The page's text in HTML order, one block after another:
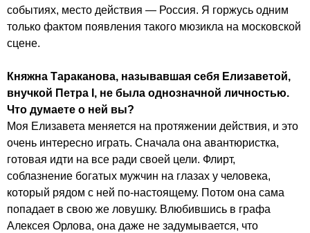
событиях, место действия — Россия. Я горжусь одним
только фактом появления такого мюзикла на московской
сцене.
Княжна Тараканова, называвшая себя Елизаветой,
внучкой Петра I, не была однозначной личностью.
Что думаете о ней вы?
Моя Елизавета меняется на протяжении действия, и это
очень интересно играть. Сначала она авантюристка,
готовая идти на все ради своей цели. Флирт,
соблазнение богатых мужчин на глазах у человека,
который рядом с ней по-настоящему. Потом она сама
попадает в свою же ловушку. Влюбившись в графа
Алексея Орлова, она даже не задумывается, что